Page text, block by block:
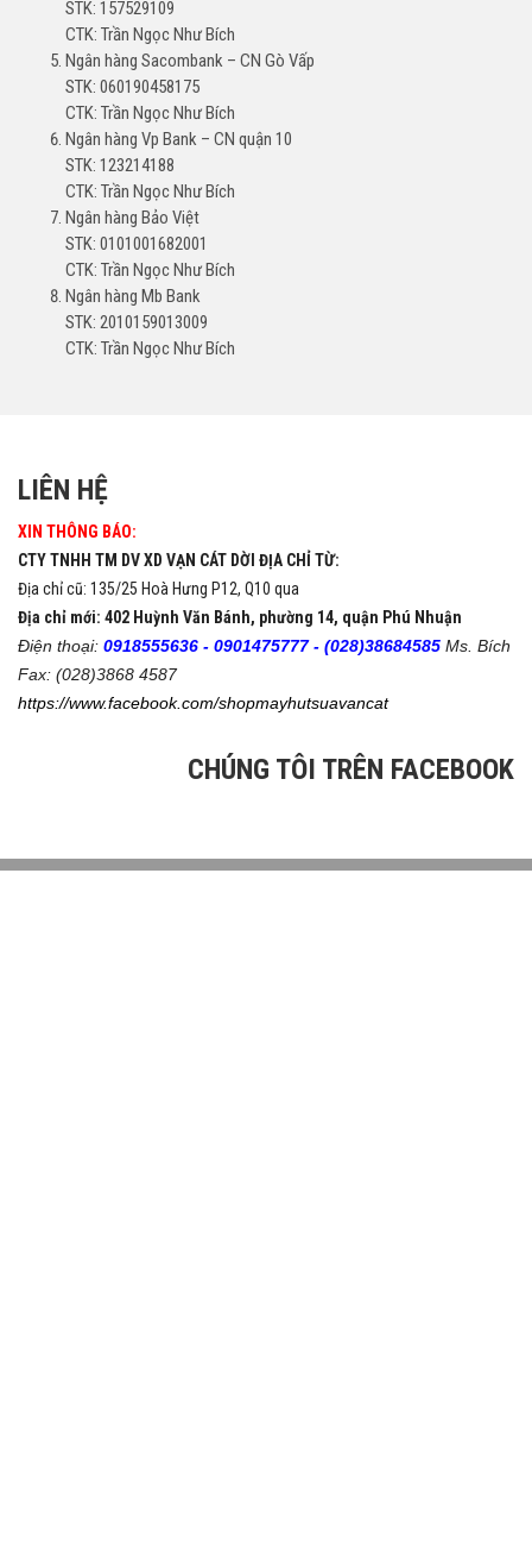
STK: 157529109
CTK: Trần Ngọc Như Bích
Ngân hàng Sacombank – CN Gò Vấp
STK: 060190458175
CTK: Trần Ngọc Như Bích
Ngân hàng Vp Bank – CN quận 10
STK: 123214188
CTK: Trần Ngọc Như Bích
Ngân hàng Bảo Việt
STK: 0101001682001
CTK: Trần Ngọc Như Bích
Ngân hàng Mb Bank
STK: 2010159013009
CTK: Trần Ngọc Như Bích
LIÊN HỆ
XIN THÔNG BÁO:
CTY TNHH TM DV XD VẠN CÁT DỜI ĐỊA CHỈ TỪ:
Địa chỉ cũ: 135/25 Hoà Hưng P12, Q10 qua
Địa chỉ mới: 402 Huỳnh Văn Bánh, phường 14, quận Phú Nhuận
Điện thoại: 0918555636 - 0901475777 - (028)38684585 Ms. Bích
Fax: (028)3868 4587
https://www.facebook.com/shopmayhutsuavancat
CHÚNG TÔI TRÊN FACEBOOK